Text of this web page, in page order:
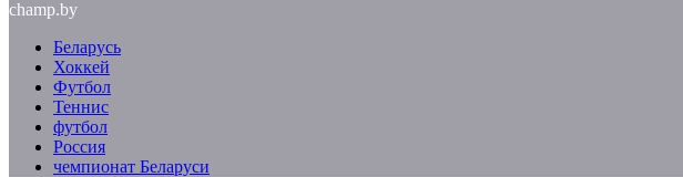
champ.by
Беларусь
Хоккей
Футбол
Теннис
футбол
Россия
чемпионат Беларуси